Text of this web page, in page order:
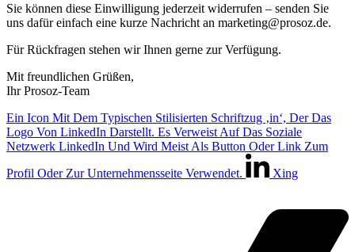
Sie können diese Einwilligung jederzeit widerrufen – senden Sie
uns dafür einfach eine kurze Nachricht an marketing@prosoz.de.
Für Rückfragen stehen wir Ihnen gerne zur Verfügung.
Mit freundlichen Grüßen,
Ihr Prosoz-Team
Ein Icon Mit Dem Typischen Stilisierten Schriftzug ‚in‘, Der Das
Logo Von LinkedIn Darstellt. Es Verweist Auf Das Soziale
Netzwerk LinkedIn Und Wird Meist Als Button Oder Link Zum
Profil Oder Zur Unternehmensseite Verwendet.
Xing